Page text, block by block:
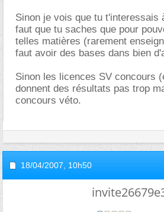
Sinon je vois que tu t'interessais
faut que tu saches que pour
telles matières (rarement
faut avoir des bases dans bien
Sinon les licences SV concours
donnent des résultats pas trop
concours véto.
18/04/2007, 10h50